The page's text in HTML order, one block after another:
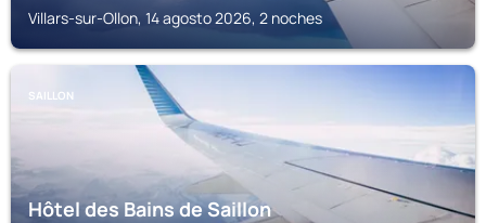
Villars-sur-Ollon, 14 agosto 2026, 2 noches
SAILLON
Hôtel des Bains de Saillon